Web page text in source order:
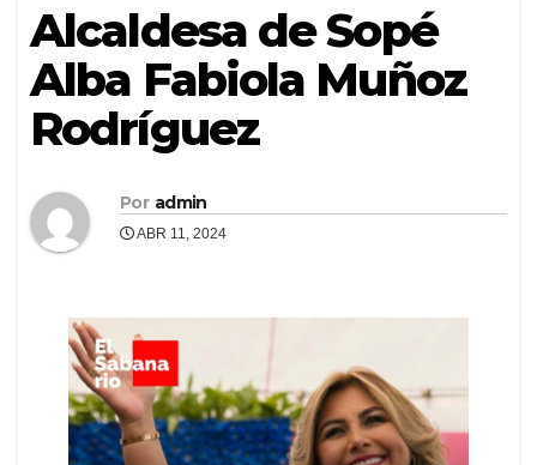
Alcaldesa de Sopé
Alba Fabiola Muñoz
Rodríguez
Por admin
ABR 11, 2024